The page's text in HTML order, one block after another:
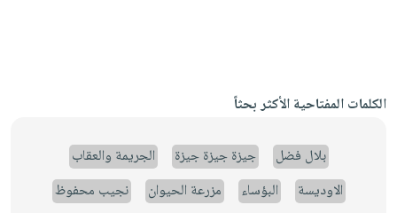
الكلمات المفتاحية الأكثر بحثاً
بلال فضل جيزة جيزة جيزة
الجريمة والعقاب
الاوديسة
البؤساء مزرعة الحيوان
نجيب محفوظ